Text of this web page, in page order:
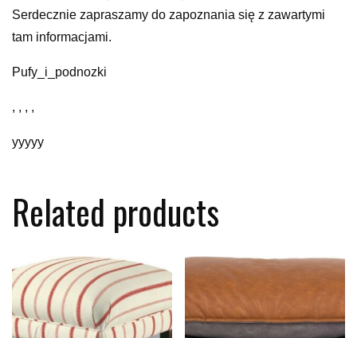
Serdecznie zapraszamy do zapoznania się z zawartymi
tam informacjami.
Pufy_i_podnozki
, , , ,
yyyyy
Related products